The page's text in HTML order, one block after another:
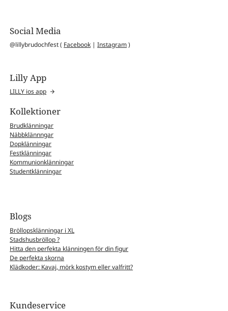
Social Media
@lillybrudochfest ( Facebook |Instagram)
Lilly App
LILLY ios app
Kollektioner
Brudklänningar
Näbbklännngar
Dopklänningar
Festklänningar
Kommunionklänningar
Studentklänningar
Blogs
Bröllopsklänningar i XL
Stadshusbröllop ?
Hitta den perfekta klänningen för din figur
De perfekta skorna
Klädkoder: Kavaj, mörk kostym eller valfritt?
Kundeservice